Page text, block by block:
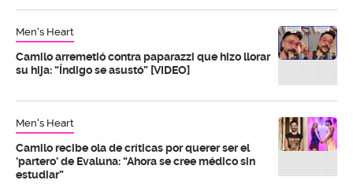
Men's Heart
Camilo arremetió contra paparazzi que hizo llorar
su hija: “Índigo se asustó” [VIDEO]
Men's Heart
Camilo recibe ola de críticas por querer ser el
'partero' de Evaluna: “Ahora se cree médico sin
estudiar”